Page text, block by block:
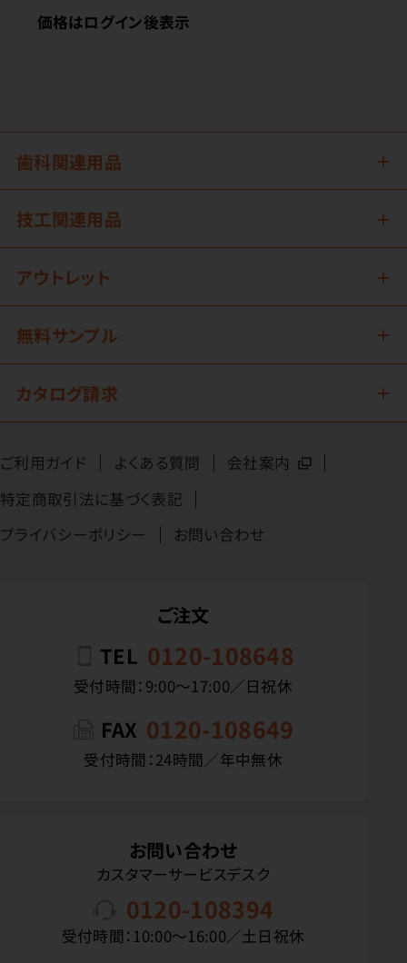
価格はログイン後表示
歯科関連用品
技工関連用品
アウトレット
無料サンプル
カタログ請求
ご利用ガイド よくある質問
会社案内
特定商取引法に基づく表記
プライバシーポリシー
お問い合わせ
ご注文
TEL 0120-108648
受付時間：9:00〜17:00／日祝休
FAX 0120-108649
受付時間：24時間／年中無休
お問い合わせ
カスタマーサービスデスク
0120-108394
受付時間：10:00〜16:00／土日祝休